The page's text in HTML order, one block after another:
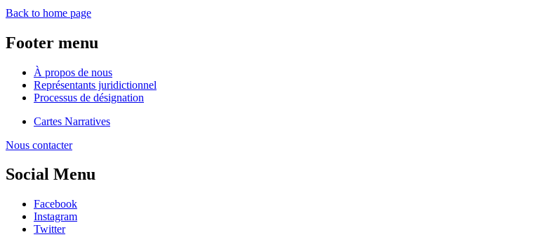
Back to home page
Footer menu
À propos de nous
Représentants juridictionnel
Processus de désignation
Cartes Narratives
Nous contacter
Social Menu
Facebook
Instagram
Twitter